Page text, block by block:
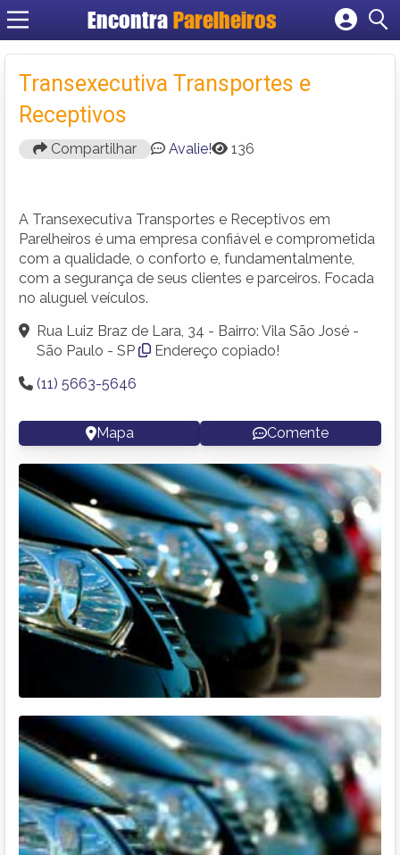
Encontra Parelheiros
Cadastrar empresa
Criar conta
Transexecutiva Transportes e
Receptivos
Compartilhar Avalie! 136
A Transexecutiva Transportes e Receptivos em
Parelheiros é uma empresa confiável e comprometida
com a qualidade, o conforto e, fundamentalmente,
com a segurança de seus clientes e parceiros. Focada
no aluguel veículos.
Rua Luiz Braz de Lara, 34 - Bairro: Vila São José -
São Paulo - SP
Endereço copiado!
(11) 5663-5646
Mapa Comente